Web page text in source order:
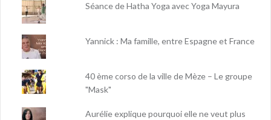
Séance de Hatha Yoga avec Yoga Mayura
Yannick : Ma famille, entre Espagne et France
40 ème corso de la ville de Mèze – Le groupe
"Mask"
Aurélie explique pourquoi elle ne veut plus